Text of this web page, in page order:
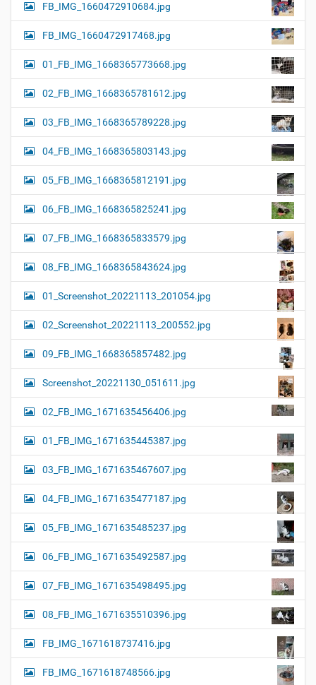
FB_IMG_1660472910684.jpg
FB_IMG_1660472917468.jpg
01_FB_IMG_1668365773668.jpg
02_FB_IMG_1668365781612.jpg
03_FB_IMG_1668365789228.jpg
04_FB_IMG_1668365803143.jpg
05_FB_IMG_1668365812191.jpg
06_FB_IMG_1668365825241.jpg
07_FB_IMG_1668365833579.jpg
08_FB_IMG_1668365843624.jpg
01_Screenshot_20221113_201054.jpg
02_Screenshot_20221113_200552.jpg
09_FB_IMG_1668365857482.jpg
Screenshot_20221130_051611.jpg
02_FB_IMG_1671635456406.jpg
01_FB_IMG_1671635445387.jpg
03_FB_IMG_1671635467607.jpg
04_FB_IMG_1671635477187.jpg
05_FB_IMG_1671635485237.jpg
06_FB_IMG_1671635492587.jpg
07_FB_IMG_1671635498495.jpg
08_FB_IMG_1671635510396.jpg
FB_IMG_1671618737416.jpg
FB_IMG_1671618748566.jpg